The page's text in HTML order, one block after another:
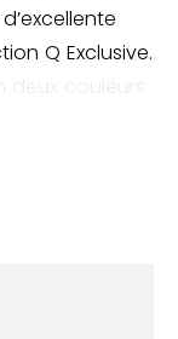
Q Exclusive.
proposant
Le tableau
la DB9,
Aston
voiture a été